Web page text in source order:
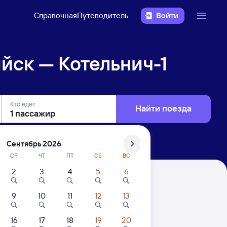
СправочнаяПутеводитель Войти
— Котельнич-1
Кто едет Найти поезда
Сентябрь 2026
СР ЧТ ПТ СБ ВС
2 3 4 5 6
9 10 11 12 13
16 17 18 19 20